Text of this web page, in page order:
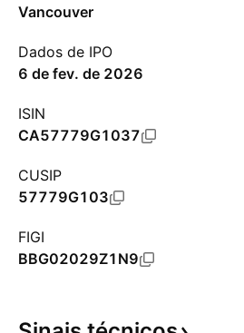
Vancouver
Dados de IPO
6 de fev. de 2026
ISIN
CA57779G1037
CUSIP
57779G103
FIGI
BBG02029Z1N9